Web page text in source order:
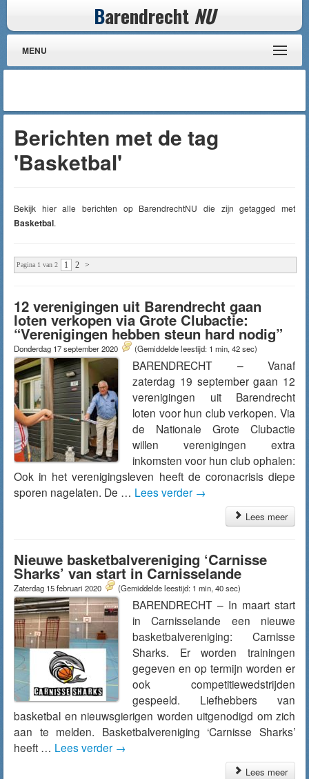
Barendrecht NU
MENU
Berichten met de tag
'Basketbal'
Bekijk hier alle berichten op BarendrechtNU die zijn getagged met
Basketbal.
Pagina 1 van 2 1 2 >
12 verenigingen uit Barendrecht gaan
loten verkopen via Grote Clubactie:
“Verenigingen hebben steun hard nodig”
Donderdag 17 september 2020 (Gemiddelde leestijd: 1 min, 42 sec)
BARENDRECHT – Vanaf
zaterdag 19 september gaan 12
verenigingen uit Barendrecht
loten voor hun club verkopen. Via
de Nationale Grote Clubactie
willen verenigingen extra
inkomsten voor hun club ophalen:
Ook in het verenigingsleven heeft de coronacrisis diepe
sporen nagelaten. De … Lees verder →
Lees meer
Nieuwe basketbalvereniging ‘Carnisse
Sharks’ van start in Carnisselande
Zaterdag 15 februari 2020 (Gemiddelde leestijd: 1 min, 40 sec)
BARENDRECHT – In maart start
in Carnisselande een nieuwe
basketbalvereniging: Carnisse
Sharks. Er worden trainingen
gegeven en op termijn worden er
ook competitiewedstrijden
gespeeld. Liefhebbers van
basketbal en nieuwsgierigen worden uitgenodigd om zich
aan te melden. Basketbalvereniging ‘Carnisse Sharks’
heeft … Lees verder →
Lees meer